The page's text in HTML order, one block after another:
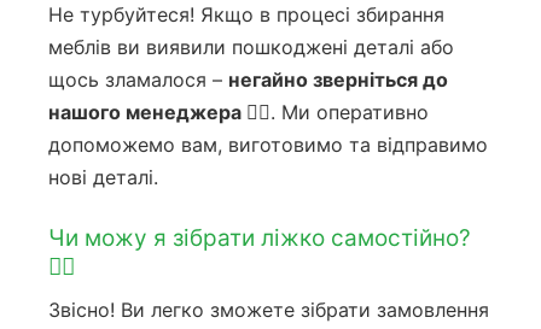
Не турбуйтеся! Якщо в процесі збирання
меблів ви виявили пошкоджені деталі або
щось зламалося – негайно зверніться до
нашого менеджера 🙋‍♀️. Ми оперативно
допоможемо вам, виготовимо та відправимо
нові деталі.
Чи можу я зібрати ліжко самостійно?
👷‍♀️
Звісно! Ви легко зможете зібрати замовлення